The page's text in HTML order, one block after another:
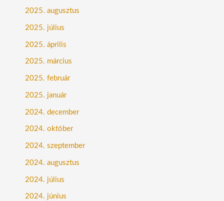
2025. augusztus
2025. július
2025. április
2025. március
2025. február
2025. január
2024. december
2024. október
2024. szeptember
2024. augusztus
2024. július
2024. június